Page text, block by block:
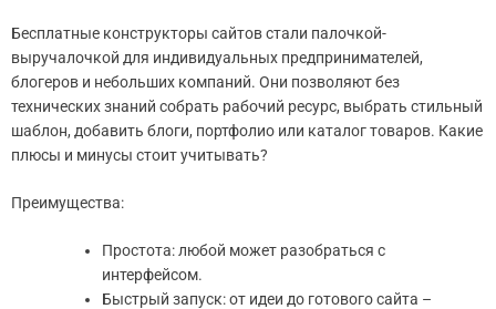
Бесплатные конструкторы сайтов стали палочкой-
выручалочкой для индивидуальных предпринимателей,
блогеров и небольших компаний. Они позволяют без
технических знаний собрать рабочий ресурс, выбрать стильный
шаблон, добавить блоги, портфолио или каталог товаров. Какие
плюсы и минусы стоит учитывать?
Преимущества:
Простота: любой может разобраться с
интерфейсом.
Быстрый запуск: от идеи до готового сайта –